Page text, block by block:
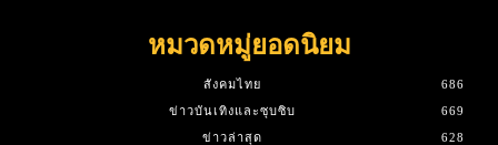
หมวดหมู่ยอดนิยม
สังคมไทย
686
ข่าวบันเทิงและซุบซิบ
669
ข่าวล่าสุด
628